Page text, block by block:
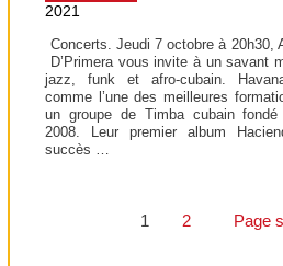
2021
Concerts. Jeudi 7 octobre à 20h30,
D’Primera vous invite à un savant
jazz, funk et afro-cubain.
comme l’une des meilleures
un groupe de Timba cubain
2008. Leur premier album
succès …
Pagination
1 2 Page